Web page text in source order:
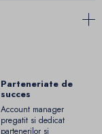
Parteneriate de
succes
Account manager
pregatit si dedicat
partenerilor si